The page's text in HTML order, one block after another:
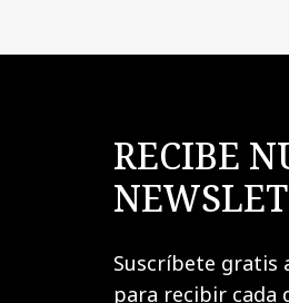
RECIBE
Suscríbete gratis
para recibir cada